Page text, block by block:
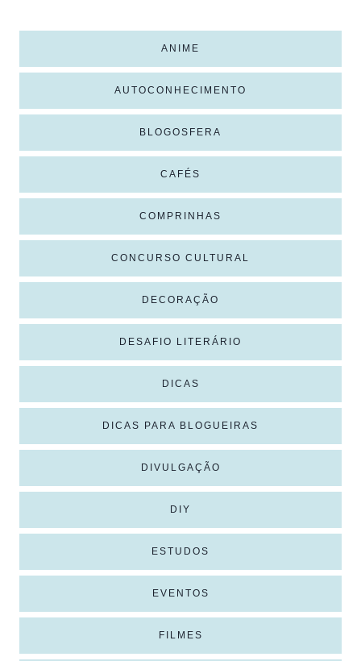
ANIME
AUTOCONHECIMENTO
BLOGOSFERA
CAFÉS
COMPRINHAS
CONCURSO CULTURAL
DECORAÇÃO
DESAFIO LITERÁRIO
DICAS
DICAS PARA BLOGUEIRAS
DIVULGAÇÃO
DIY
ESTUDOS
EVENTOS
FILMES